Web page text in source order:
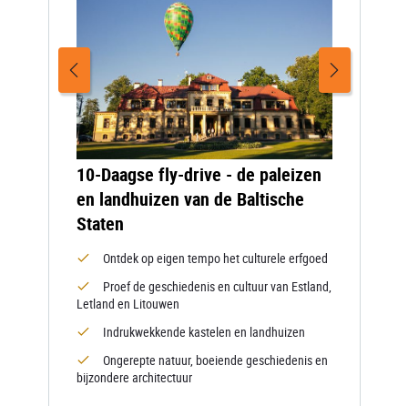
10-Daagse fly-drive - de paleizen
en landhuizen van de Baltische
Staten
Ontdek op eigen tempo het culturele erfgoed
Proef de geschiedenis en cultuur van Estland,
Letland en Litouwen
Indrukwekkende kastelen en landhuizen
Ongerepte natuur, boeiende geschiedenis en
bijzondere architectuur